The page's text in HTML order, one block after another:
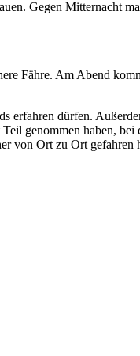
Gegen Mitternacht
Fähre. Am Abend
erfahren dürfen.
genommen haben,
von Ort zu Ort gefahren